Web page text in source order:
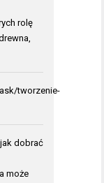
rolę
tworzenie-
dobrać
może